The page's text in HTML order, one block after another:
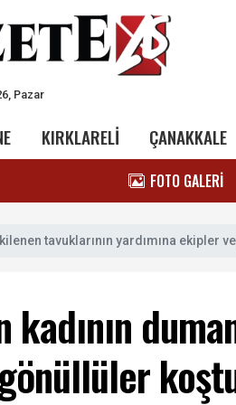
Pazar
KIRKLARELİ ÇANAKKALE
FOTO GALERİ
tavuklarının yardımına ekipler
kadının